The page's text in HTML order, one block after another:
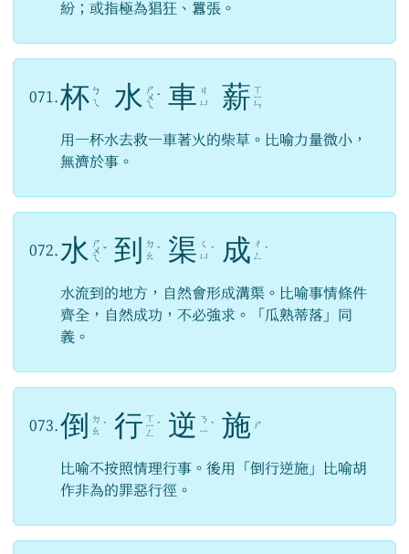
紛；或指極為猖狂、囂張。
071. 杯 ㄅ
ㄟ
水 ㄕ
ㄨ
ㄟ
ˇ 車 ㄐ
ㄩ
薪 ㄒ
ㄧ
ㄣ
用一杯水去救一車著火的柴草。比喻力量微小，
無濟於事。
072. 水 ㄕ
ㄨ
ㄟ
ˇ 到
ㄉ
ㄠ ˋ 渠 ㄑ
ㄩ ˊ 成 ㄔ
ㄥ
ˊ
水流到的地方，自然會形成溝渠。比喻事情條件
齊全，自然成功，不必強求。「瓜熟蒂落」同
義。
073. 倒
ㄉ
ㄠ ˋ 行 ㄒ
ㄧ
ㄥ
ˊ 逆 ㄋ
ㄧ ˋ 施 ㄕ
比喻不按照情理行事。後用「倒行逆施」比喻胡
作非為的罪惡行徑。